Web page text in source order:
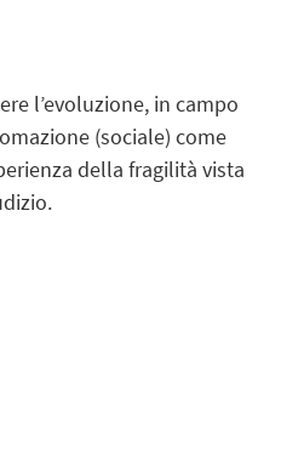
l’evoluzione, in campo
(sociale) come
della fragilità vista